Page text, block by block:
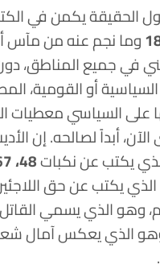
الحقيقة يكمن في
وما نجم عنه من مآس
في جميع المناطق،
أو القومية،
على السياسي معطيات
أبداً لصالحه. إن
يكتب عن نكبات
يكتب عن حق
وهو الذي يسمي القاتل
وهو الذي يعكس آمال